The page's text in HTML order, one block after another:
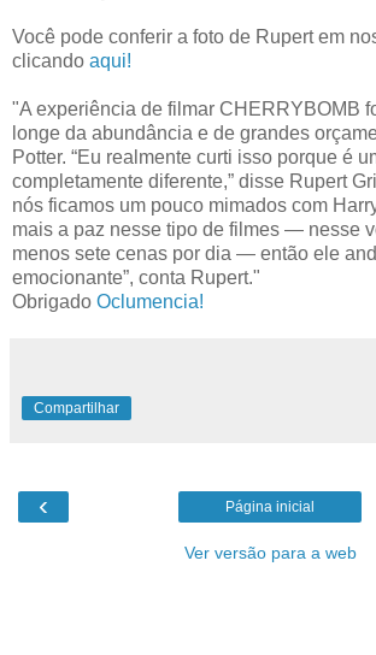
Você pode conferir a foto de Rupert em
clicando aqui!
"A experiência de filmar CHERRYBOMB
longe da abundância e de grandes
Potter. “Eu realmente curti isso porque é
completamente diferente,” disse Rupert
nós ficamos um pouco mimados com
mais a paz nesse tipo de filmes — nesse
menos sete cenas por dia — então ele
emocionante”, conta Rupert."
Obrigado Oclumencia!
Compartilhar
‹ Página inicial
Ver versão para a web